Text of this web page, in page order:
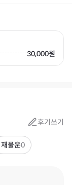
30,000원
후기쓰기
재물운0